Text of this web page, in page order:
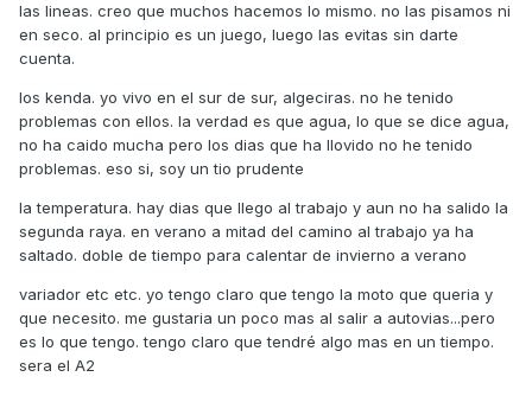
las lineas. creo que muchos hacemos lo mismo. no las pisamos ni
en seco. al principio es un juego, luego las evitas sin darte
cuenta.
los kenda. yo vivo en el sur de sur, algeciras. no he tenido
problemas con ellos. la verdad es que agua, lo que se dice agua,
no ha caido mucha pero los dias que ha llovido no he tenido
problemas. eso si, soy un tio prudente
la temperatura. hay dias que llego al trabajo y aun no ha salido la
segunda raya. en verano a mitad del camino al trabajo ya ha
saltado. doble de tiempo para calentar de invierno a verano
variador etc etc. yo tengo claro que tengo la moto que queria y
que necesito. me gustaria un poco mas al salir a autovias...pero
es lo que tengo. tengo claro que tendré algo mas en un tiempo.
sera el A2